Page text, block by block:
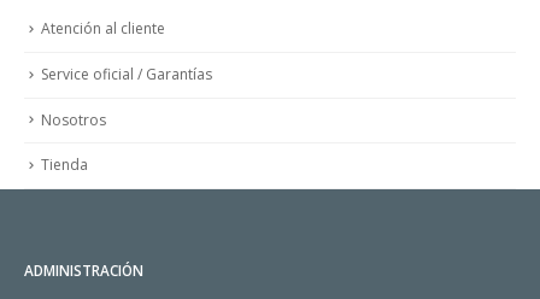
Atención al cliente
Service oficial / Garantías
Nosotros
Tienda
ADMINISTRACIÓN